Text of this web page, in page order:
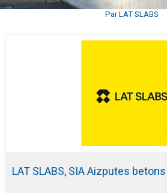
Par LAT SLABS
LAT SLABS, SIA Aizputes betons